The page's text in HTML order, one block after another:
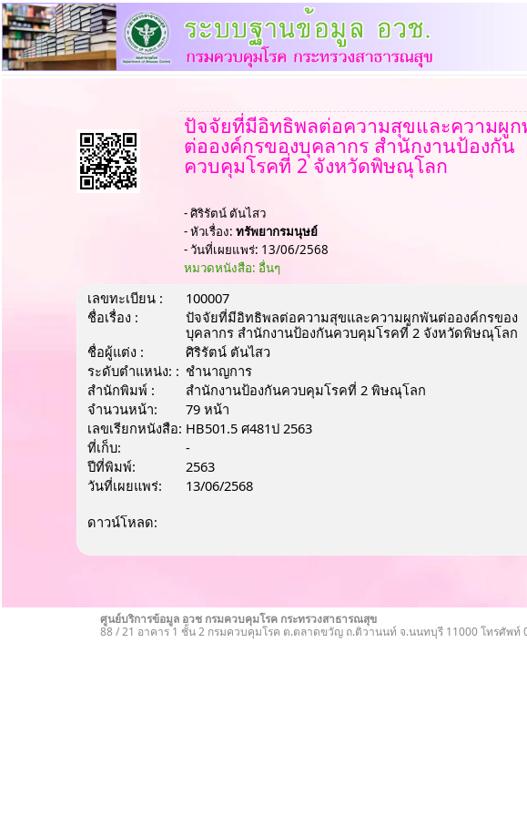
ปัจจัยที่มีอิทธิพลต่อความสุขและความผู
ต่อองค์กรของบุคลากร สำนักงานป้องกัน
ควบคุมโรคที่ 2 จังหวัดพิษณุโลก
- ศิริรัตน์ ตันไสว
- หัวเรื่อง: ทรัพยากรมนุษย์
- วันที่เผยแพร่: 13/06/2568
หมวดหนังสือ: อื่นๆ
เลขทะเบียน :
100007
ชื่อเรื่อง :
ปัจจัยที่มีอิทธิพลต่อความสุขและความผูกพันต่อองค์กรของ
บุคลากร สำนักงานป้องกันควบคุมโรคที่ 2 จังหวัดพิษณุโลก
ชื่อผู้แต่ง :
ศิริรัตน์ ตันไสว
ระดับตำแหน่ง: : ชํานาญการ
สำนักพิมพ์ :
สำนักงานป้องกันควบคุมโรคที่ 2 พิษณุโลก
จำนวนหน้า:
79 หน้า
เลขเรียกหนังสือ: HB501.5 ศ481ป 2563
ที่เก็บ:
-
ปีที่พิมพ์:
2563
วันที่เผยแพร่:
13/06/2568
ดาวน์โหลด:
ศูนย์บริการข้อมูล อวช กรมควบคุมโรค กระทรวงสาธารณสุข
88 / 21 อาคาร 1 ชั้น 2 กรมควบคุมโรค ต.ตลาดขวัญ ถ.ติวานนท์ จ.นนทบุรี 11000 โทรศัพท์